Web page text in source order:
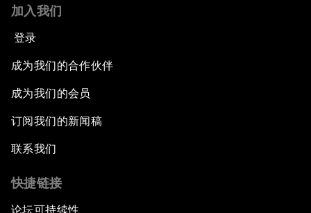
加入我们
登录
成为我们的合作伙伴
成为我们的会员
订阅我们的新闻稿
联系我们
快捷链接
论坛可持续性